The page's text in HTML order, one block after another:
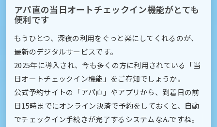
アパ直の当日オートチェックイン機能がとても
便利です
もうひとつ、深夜の利用をぐっと楽にしてくれるのが、
最新のデジタルサービスです。
2025年に導入され、今も多くの方に利用されている「当
日オートチェックイン機能」をご存知でしょうか。
公式予約サイトの「アパ直」やアプリから、到着日の前
日15時までにオンライン決済で予約をしておくと、自動
でチェックイン手続きが完了するシステムなんですね。